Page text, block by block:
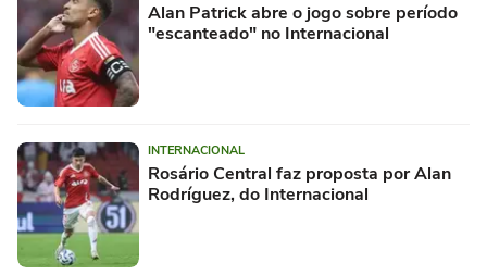
Alan Patrick abre o jogo sobre período
"escanteado" no Internacional
INTERNACIONAL
Rosário Central faz proposta por Alan
Rodríguez, do Internacional